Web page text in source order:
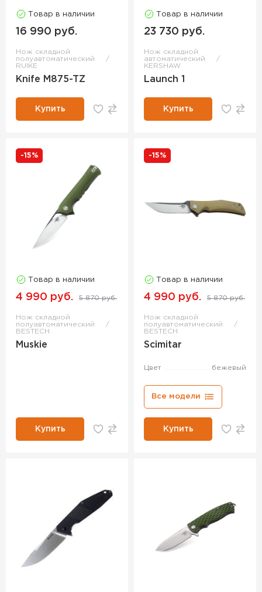
Товар в наличии
16 990 руб.
Нож складной
полуавтоматический
RUIKE
Knife M875-TZ
Купить
Товар в наличии
23 730 руб.
Нож складной
автоматический
KERSHAW
Launch 1
Купить
-15%
Товар в наличии
4 990 руб. 5 870 руб.
Нож складной
полуавтоматический
BESTECH
Muskie
Купить
-15%
Товар в наличии
4 990 руб. 5 870 руб.
Нож складной
полуавтоматический
BESTECH
Scimitar
Цвет бежевый
Все модели
Купить